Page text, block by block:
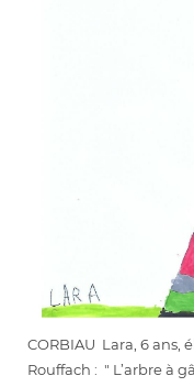
CORBIAU Lara, 6 ans,
Rouffach : " L’arbre à